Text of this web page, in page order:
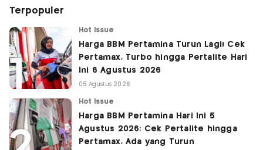
Terpopuler
Hot Issue
Harga BBM Pertamina Turun Lagi! Cek
Pertamax, Turbo hingga Pertalite Hari
Ini 6 Agustus 2026
05 Agustus 2026
Hot Issue
Harga BBM Pertamina Hari Ini 5
Agustus 2026: Cek Pertalite hingga
Pertamax, Ada yang Turun